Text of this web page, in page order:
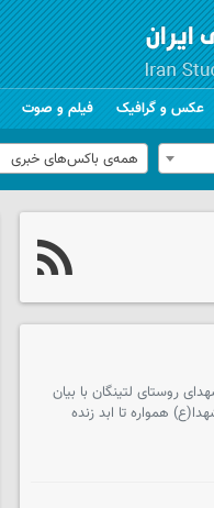
عکس و گرافیک فیلم و صوت
همه‌ی باکس‌های خبری
روستای لتینگان با بیان
همواره تا ابد زنده